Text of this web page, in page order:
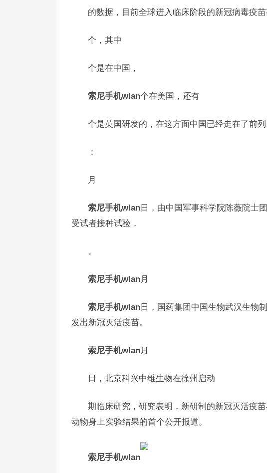
的数据，目前全球进入临床阶段的新冠病毒疫
个，其中
个是在中国，
索尼手机wlan个在美国，还有
个是英国研发的，在这方面中国已经走在了前列
：
月
索尼手机wlan 日，由中国军事科学院陈薇院士
受试者接种试验，
。
索尼手机wlan月
索尼手机wlan 日，国药集团中国生物武汉生物
发出新冠灭活疫苗。
索尼手机wlan月
日，北京科兴中维生物在徐州启动
期临床研究，研究表明，新研制的新冠灭活疫
动物身上实验结果的首个公开报道。
索尼手机wlan